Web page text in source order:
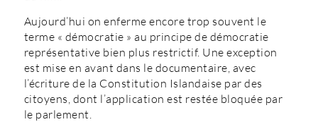
Aujourd’hui on enferme encore trop souvent le
terme « démocratie » au principe de démocratie
représentative bien plus restrictif. Une exception
est mise en avant dans le documentaire, avec
l’écriture de la Constitution Islandaise par des
citoyens, dont l’application est restée bloquée par
le parlement.